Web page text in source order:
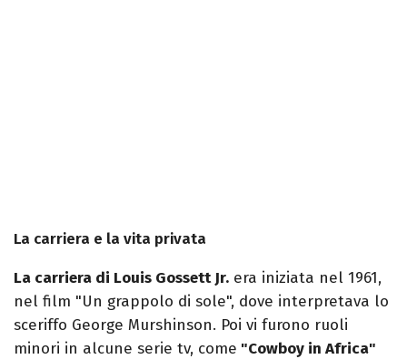
La carriera e la vita privata
La carriera di Louis Gossett Jr. era iniziata nel 1961,
nel film "Un grappolo di sole", dove interpretava lo
sceriffo George Murshinson. Poi vi furono ruoli
minori in alcune serie tv, come "Cowboy in Africa"